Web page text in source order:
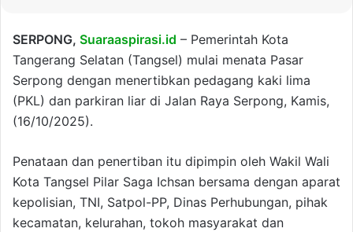
SERPONG, Suaraaspirasi.id – Pemerintah Kota
Tangerang Selatan (Tangsel) mulai menata Pasar
Serpong dengan menertibkan pedagang kaki lima
(PKL) dan parkiran liar di Jalan Raya Serpong, Kamis,
(16/10/2025).
Penataan dan penertiban itu dipimpin oleh Wakil Wali
Kota Tangsel Pilar Saga Ichsan bersama dengan aparat
kepolisian, TNI, Satpol-PP, Dinas Perhubungan, pihak
kecamatan, kelurahan, tokoh masyarakat dan